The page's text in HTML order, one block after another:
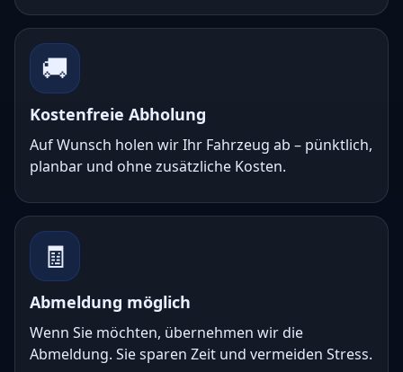
🚚
Kostenfreie Abholung
Auf Wunsch holen wir Ihr Fahrzeug ab – pünktlich,
planbar und ohne zusätzliche Kosten.
🧾
Abmeldung möglich
Wenn Sie möchten, übernehmen wir die
Abmeldung. Sie sparen Zeit und vermeiden Stress.